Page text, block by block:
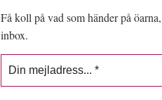
Få koll på vad som händer på
inbox.